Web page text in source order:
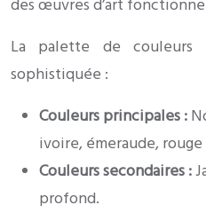
des œuvres d’art
La palette de
sophistiquée :
Couleurs principales :
ivoire, émeraude,
Couleurs secondaires :
profond.